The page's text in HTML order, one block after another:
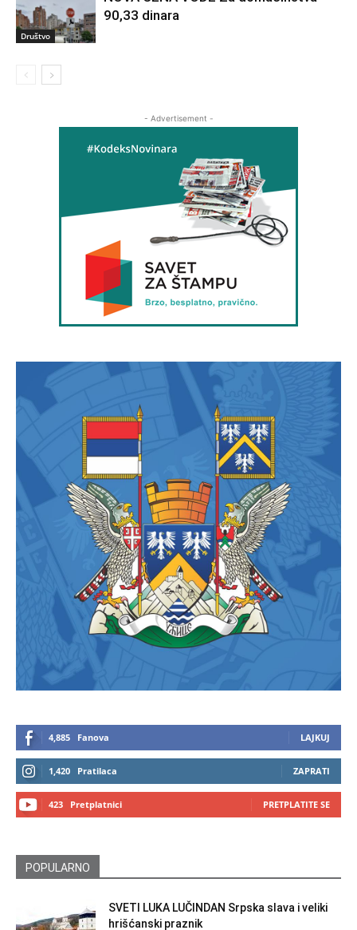
Društvo
90,33 dinara
- Advertisement -
4,885 Fanova LAJKUJ
1,420 Pratilaca ZAPRATI
423 Pretplatnici PRETPLATITE SE
POPULARNO
SVETI LUKA LUČINDAN Srpska slava i veliki
hrišćanski praznik